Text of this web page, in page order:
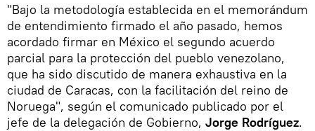
"Bajo la metodología establecida en el memorándum
de entendimiento firmado el año pasado, hemos
acordado firmar en México el segundo acuerdo
parcial para la protección del pueblo venezolano,
que ha sido discutido de manera exhaustiva en la
ciudad de Caracas, con la facilitación del reino de
Noruega", según el comunicado publicado por el
jefe de la delegación de Gobierno, Jorge Rodríguez.